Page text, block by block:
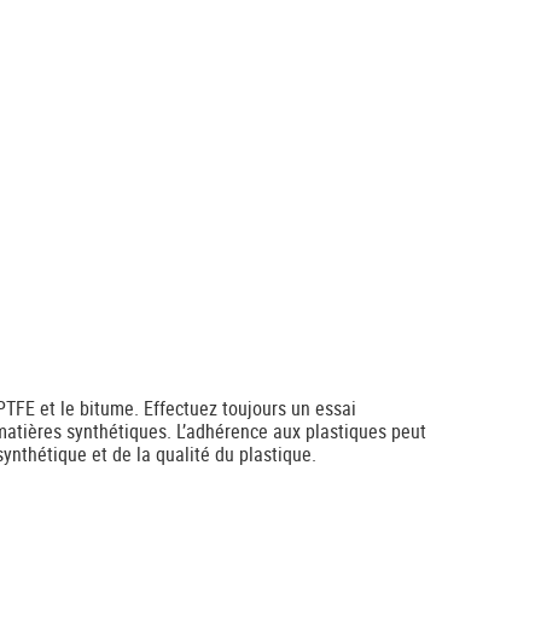
et le bitume. Effectuez toujours un essai
synthétiques. L’adhérence aux plastiques peut
et de la qualité du plastique.